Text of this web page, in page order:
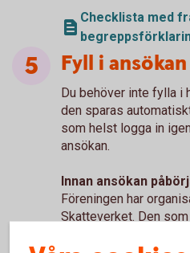
Checklista med
Fyll i ansökan
Du behöver inte fylla i
den sparas
som helst logga in
ansökan.
Innan ansökan
Föreningen har
Skatteverket. Den